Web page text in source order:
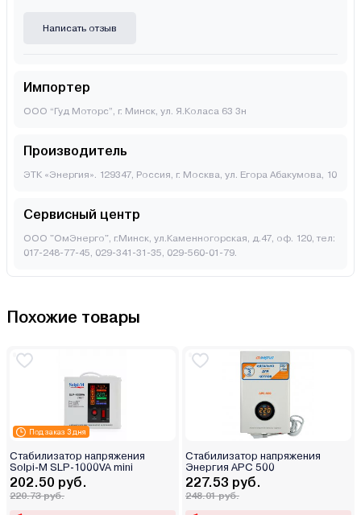
Написать отзыв
Импортер
ООО “Гуд Моторс”, г. Минск, ул. Я.Коласа 63 3н
Производитель
ЭТК «Энергия». 129347, Россия, г. Москва, ул. Егора Абакумова, 10
Сервисный центр
ООО "ОмЭнерго", г.Минск, ул.Каменногорская, д.47, оф. 120, тел:
017-248-77-45, 029-341-31-35, 029-560-01-79.
Похожие товары
Под заказ 3 дня
Стабилизатор напряжения
Solpi-M SLP-1000VA mini
202.50 руб.
220.73 руб.
Стабилизатор напряжения
Энергия APC 500
227.53 руб.
248.01 руб.